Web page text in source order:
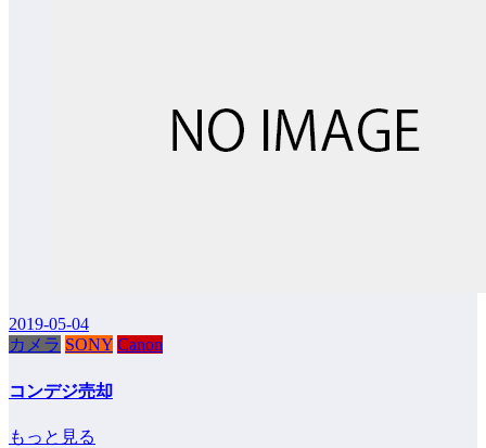
2019-05-04
カメラ SONY Canon
コンデジ売却
もっと見る